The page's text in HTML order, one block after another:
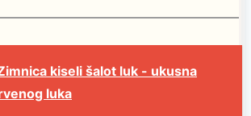
kiseli šalot luk - ukusna
luka